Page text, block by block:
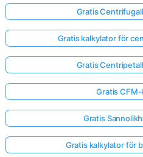
Gratis
Gratis kalkylator för
Gratis
Gratis
Gratis
Gratis kalkylator för